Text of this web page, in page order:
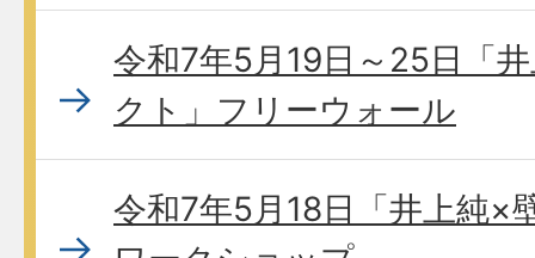
令和7年5月19日～25日「
クト」フリーウォール
令和7年5月18日「井上純×